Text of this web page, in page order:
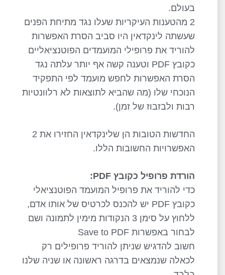
בעולם.
2 מהטענות העיקריות שעלו נגד מתיחת הפנים
שעשתה לינקדאין היו סביב הסרת האפשרות
להוריד את פרופילי המועמדים הפוטנציאליים
כקובץ PDF וטענה קשה אף יותר עלתה נגד
הסרת האפשרות לחפש מועמד לפי התפקיד
הנוכחי שלו (מה שהביא לתוצאות לא רלוונטיות
רבות ולבזבוז של זמן).
החדשות הטובות הן שלינקדאין החזירו את 2
האפשרויות החשובות הללו.
הורדת פרופיל כקובץ PDF:
כדי להוריד את פרופיל המועמד הפוטנציאלי
כקובץ PDF יש להכנס לכרטיס של אותו אדם,
ללחוץ על סימן 3 הנקודות מימין לתמונה ושם
לבחור באפשרות Save to PDF
חשוב להדגיש שניתן להוריד פרופילים רק
לכאלה שנמצאים בדרגה ראשונה או שניה שלנו